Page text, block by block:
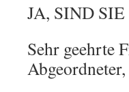
JA, SIND
Sehr geehrte
Abgeordneter,